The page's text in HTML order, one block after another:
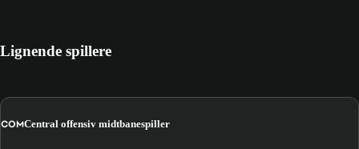
Lignende spillere
COMCentral offensiv midtbanespiller